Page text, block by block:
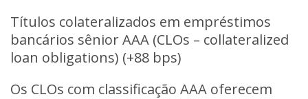
Títulos colateralizados em empréstimos
bancários sênior AAA (CLOs – collateralized
loan obligations) (+88 bps)
Os CLOs com classificação AAA oferecem